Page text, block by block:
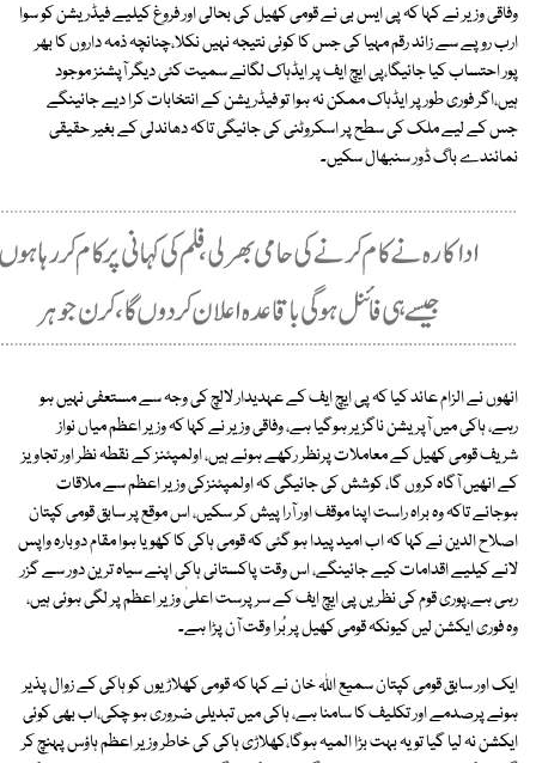
وفاقی وزیر نے کہا کہ پی ایس بی نے قومی کھیل کی بحالی اور فروغ کیلیے فیڈریشن کو سوا
ارب روپے سے زائد رقم مہیا کی جس کا کوئی نتیجہ نہیں نکلا،چنانچہ ذمہ داروں کا بھر
پور احتساب کیا جائیگا،پی ایچ ایف پر ایڈہاک لگانے سمیت کئی دیگر آپشنز موجود
ہیں،اگر فوری طور پر ایڈہاک ممکن نہ ہوا تو فیڈریشن کے انتخابات کرا دیے جائینگے
جس کے لیے ملک کی سطح پر اسکروٹنی کی جائیگی تاکہ دھاندلی کے بغیر حقیقی
نمائندے باگ ڈور سنبھال سکیں۔
انھوں نے الزام عائد کیا کہ پی ایچ ایف کے عہدیدار لالچ کی وجہ سے مستعفی نہیں ہو
رہے، ہاکی میں آپریشن ناگزیر ہوگیا ہے، وفاقی وزیر نے کہا کہ وزیر اعظم میاں نواز
شریف قومی کھیل کے معاملات پرنظر رکھے ہوئے ہیں، اولمپئنز کے نقطہ نظر اور تجاویز
کے انھیں آگاہ کروں گا، کوشش کی جائیگی کہ اولمپئنزکی وزیر اعظم سے ملاقات
ہوجائے تاکہ وہ براہ راست اپنا موقف اور آرا پیش کر سکیں، اس موقع پر سابق قومی کپتان
اصلاح الدین نے کہا کہ اب امید پیدا ہو گئی کہ قومی ہاکی کا کھویا ہوا مقام دوبارہ واپس
لانے کیلیے اقدامات کیے جائینگے، اس وقت پاکستانی ہاکی اپنے سیاہ ترین دور سے گزر
رہی ہے،پوری قوم کی نظریں پی ایچ ایف کے سرپرست اعلیٰ وزیر اعظم پر لگی ہوئی ہیں،
وہ فوری ایکشن لیں کیونکہ قومی کھیل پر بُرا وقت آن پڑا ہے۔
ایک اور سابق قومی کپتان سمیع اللہ خان نے کہا کہ قومی کھلاڑیوں کو ہاکی کے زوال پذیر
ہونے پرصدمے اور تکلیف کا سامنا ہے، ہاکی میں تبدیلی ضروری ہو چکی،اب بھی کوئی
ایکشن نہ لیا گیا تو یہ بہت بڑا المیہ ہوگا،کھلاڑی ہاکی کی خاطر وزیر اعظم ہاؤس پہنچ کر